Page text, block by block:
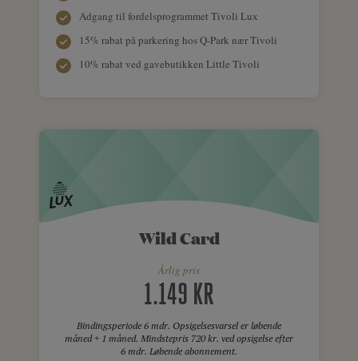
Adgang til fordelsprogrammet Tivoli Lux
15% rabat på parkering hos Q-Park nær Tivoli
10% rabat ved gavebutikken Little Tivoli
Wild Card
Årlig pris
1.149 KR
Bindingsperiode 6 mdr. Opsigelsesvarsel er løbende
måned + 1 måned. Mindstepris 720 kr. ved opsigelse efter
6 mdr. Løbende abonnement.